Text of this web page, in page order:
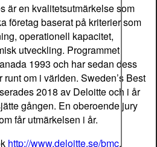
är en kvalitetsutmärkelse som
företag baserat på kriterier som
operationell kapacitet,
utveckling. Programmet
1993 och har sedan dess
om i världen. Sweden’s Best
2018 av Deloitte och i år
gången. En oberoende jury
får utmärkelsen i år.
http://www.deloitte.se/bmc.